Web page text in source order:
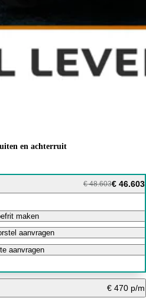
en achterruit
€ 48.603€ 46.603
maken
aanvragen
aanvragen
€ 470 p/m